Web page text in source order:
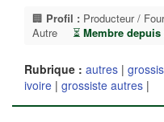
🏢 Profil : Producteur /
Autre
⏳ Membre depuis
Rubrique : autres |
ivoire | grossiste autres |